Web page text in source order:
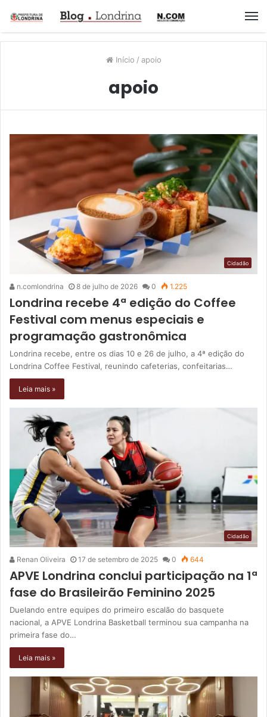
Início / apoio
apoio
Cidadão
n.comlondrina 8 de julho de 2026 0 1.225
Londrina recebe 4ª edição do Coffee
Festival com menus especiais e
programação gastronômica
Londrina recebe, entre os dias 10 e 26 de julho, a 4ª edição do
Londrina Coffee Festival, reunindo cafeterias, confeitarias…
Leia mais »
Cidadão
Renan Oliveira 17 de setembro de 2025 0 644
APVE Londrina conclui participação na 1ª
fase do Brasileirão Feminino 2025
Duelando entre equipes do primeiro escalão do basquete
nacional, a APVE Londrina Basketball terminou sua campanha na
primeira fase do…
Leia mais »